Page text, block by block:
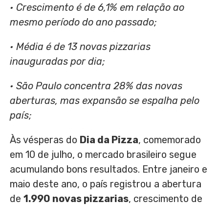
• Crescimento é de 6,1% em relação ao
mesmo período do ano passado;
• Média é de 13 novas pizzarias
inauguradas por dia;
• São Paulo concentra 28% das novas
aberturas, mas expansão se espalha pelo
país;
Às vésperas do Dia da Pizza, comemorado
em 10 de julho, o mercado brasileiro segue
acumulando bons resultados. Entre janeiro e
maio deste ano, o país registrou a abertura
de 1.990 novas pizzarias, crescimento de